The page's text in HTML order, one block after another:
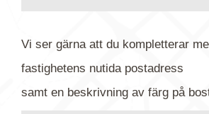
Vi ser gärna att du kompletterar
fastighetens nutidapostadress
samt en beskrivning av färg på